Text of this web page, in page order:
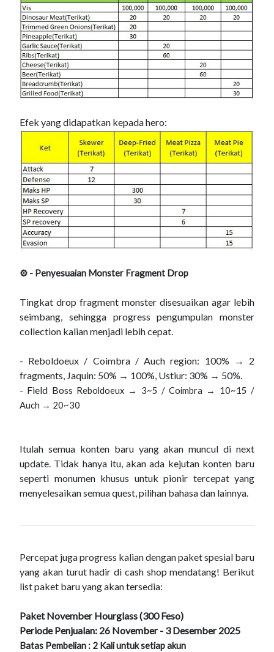
Efek yang didapatkan kepada hero:
⚙ - Penyesuaian Monster Fragment Drop
Tingkat drop fragment monster disesuaikan agar lebih
seimbang, sehingga progress pengumpulan monster
collection kalian menjadi lebih cepat.
- Reboldoeux / Coimbra / Auch region: 100% →
2
fragments, Jaquin: 50% → 100%, Ustiur: 30% → 50%.
- Field Boss Reboldoeux → 3~5 / Coimbra →
10~15 /
Auch → 20~30
Itulah semua konten baru yang akan muncul di next
update. Tidak hanya itu, akan ada kejutan konten baru
seperti monumen khusus untuk pionir tercepat yang
menyelesaikan semua quest, pilihan bahasa dan lainnya.
Percepat juga progress kalian dengan paket spesial baru
yang akan turut hadir di cash shop mendatang! Berikut
list paket baru yang akan tersedia:
Paket November Hourglass (300 Feso)
Periode Penjualan: 26 November - 3 Desember 2025
Batas Pembelian : 2 Kali untuk setiap akun